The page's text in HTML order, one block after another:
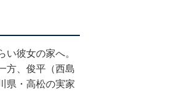
彼女の家へ。
方、俊平（西島
県・高松の実家